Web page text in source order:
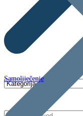
Samoliječenje